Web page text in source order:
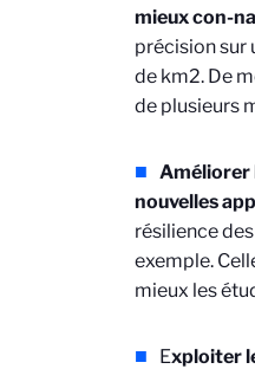
mieux con-
précision sur
de km2. De
de plusieurs
Améliorer
nouvelles
résilience
exemple.
mieux les
Exploiter